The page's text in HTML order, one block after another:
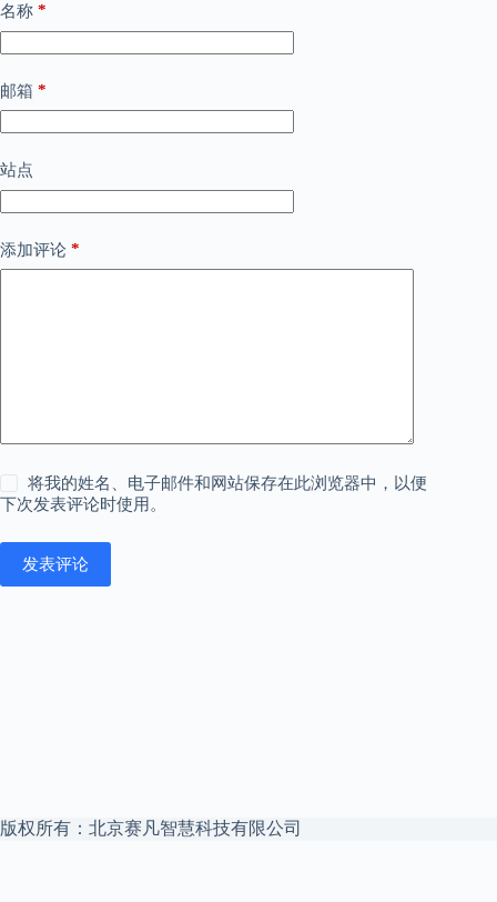
名称 *
邮箱 *
站点
添加评论 *
将我的姓名、电子邮件和网站保存在此浏览器中，以便
下次发表评论时使用。
发表评论
版权所有：北京赛凡智慧科技有限公司